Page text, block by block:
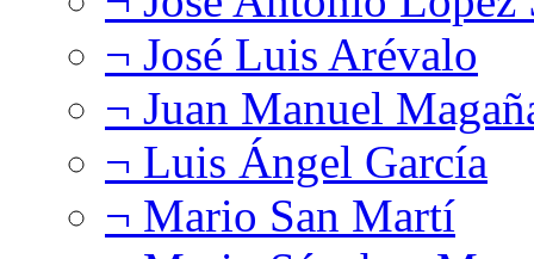
¬ José Luis Arévalo
¬ Juan Manuel
¬ Luis Ángel García
¬ Mario San Martí